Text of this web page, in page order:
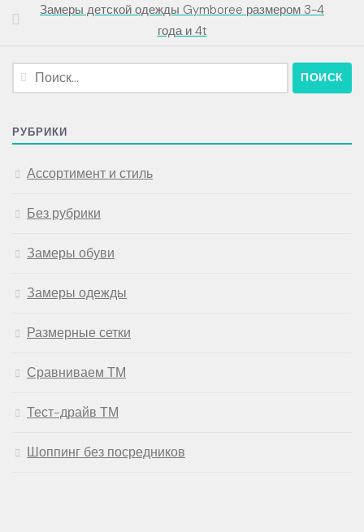
Замеры детской одежды Gymboree размером 3-4
года и 4t
Найти:
РУБРИКИ
Ассортимент и стиль
Без рубрики
Замеры обуви
Замеры одежды
Размерные сетки
Сравниваем ТМ
Тест-драйв ТМ
Шоппинг без посредников